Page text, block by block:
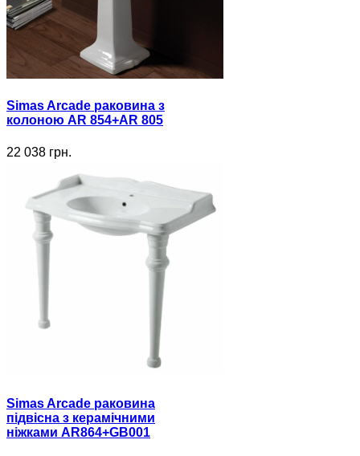
Simas Arcade раковина з
колоною AR 854+AR 805
22 038 грн.
Simas Arcade раковина
підвісна з керамічними
ніжками AR864+GB001